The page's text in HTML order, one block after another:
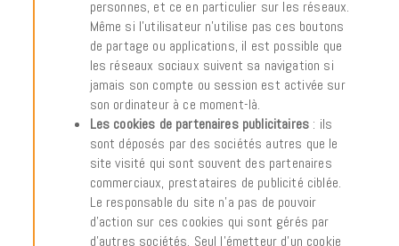
personnes, et ce en particulier sur les réseaux.
Même si l’utilisateur n’utilise pas ces boutons
de partage ou applications, il est possible que
les réseaux sociaux suivent sa navigation si
jamais son compte ou session est activée sur
son ordinateur à ce moment-là.
Les cookies de partenaires publicitaires : ils
sont déposés par des sociétés autres que le
site visité qui sont souvent des partenaires
commerciaux, prestataires de publicité ciblée.
Le responsable du site n’a pas de pouvoir
d’action sur ces cookies qui sont gérés par
d’autres sociétés. Seul l’émetteur d’un cookie